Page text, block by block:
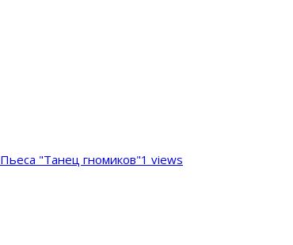
Пьеса "Танец гномиков"1 views